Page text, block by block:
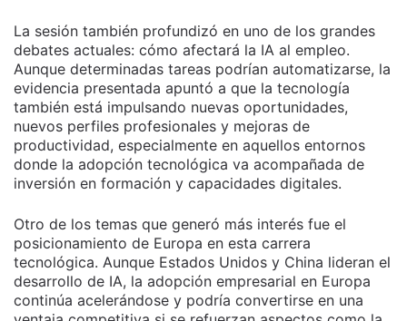
La sesión también profundizó en uno de los grandes
debates actuales: cómo afectará la IA al empleo.
Aunque determinadas tareas podrían automatizarse, la
evidencia presentada apuntó a que la tecnología
también está impulsando nuevas oportunidades,
nuevos perfiles profesionales y mejoras de
productividad, especialmente en aquellos entornos
donde la adopción tecnológica va acompañada de
inversión en formación y capacidades digitales.
Otro de los temas que generó más interés fue el
posicionamiento de Europa en esta carrera
tecnológica. Aunque Estados Unidos y China lideran el
desarrollo de IA, la adopción empresarial en Europa
continúa acelerándose y podría convertirse en una